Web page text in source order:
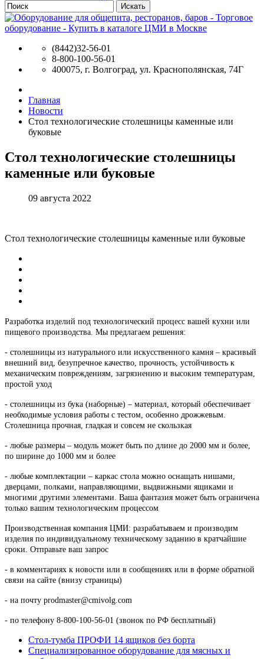
Искать
(8442)32-56-01
8-800-100-56-01
400075, г. Волгоград, ул. Краснополянская, 74Г
Главная
Новости
Стол технологические столешницы каменные или
буковые
Стол технологические столешницы
каменные или буковые
09 августа 2022
Стол технологические столешницы каменные или буковые
Разработка изделий под технологический процесс вашей кухни или
пищевого производства. Мы предлагаем решения:
- столешницы из натурального или искусственного камня – красивый
внешний вид, безупречное качество, прочность, устойчивость к
механическим повреждениям, загрязнению и высоким температурам,
простой уход
- столешницы из бука (наборные) – материал, который обеспечивает
необходимые условия работы с тестом, особенно дрожжевым.
Столешница прочная, гладкая и совсем не скользкая
- любые размеры – модуль может быть по длине до 2000 мм и более,
по ширине до 1000 мм и более
- любые комплектации – каркас стола можно оснащать нишами,
дверцами, полками, направляющими, выдвижными ящиками и
многими другими элементами. Ваша фантазия может быть ограничена
только вашим технологическим процессом
Производственная компания ЦМИ: разрабатываем и производим
изделия по индивидуальному техническому заданию в кратчайшие
сроки. Отправьте ваш запрос
- в комментариях к новости или в сообщениях или в форме обратной
связи на сайте (внизу страницы)
- на почту prodmaster@cmivolg.com
- по телефону 8-800-100-56-01 (звонок по РФ бесплатный)
Стол-тумба ПРОФИ 14 ящиков без борта
Специализированное оборудование для мясных и